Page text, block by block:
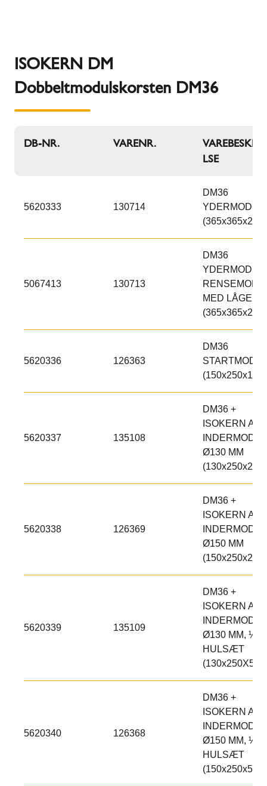
ISOKERN DM
Dobbeltmodulskorsten DM36
DB-NR. VARENR.
LSE
5620333 130714
DM36
YDERMODUL
(365x365x250)
5067413 130713
DM36
YDERMODUL,
MED LÅGE
(365x365x250)
5620336 126363
DM36
(150x250x125)
5620337 135108
DM36 +
ISOKERN AIR
INDERMODUL
Ø130 MM
(130x250x250)
5620338 126369
DM36 +
ISOKERN AIR
INDERMODUL
Ø150 MM
(150x250x250)
5620339 135109
DM36 +
ISOKERN AIR
INDERMODUL
Ø130 MM, ½
HULSÆT
5620340 126368
DM36 +
ISOKERN AIR
INDERMODUL
Ø150 MM, ½
HULSÆT
(150x250x500)